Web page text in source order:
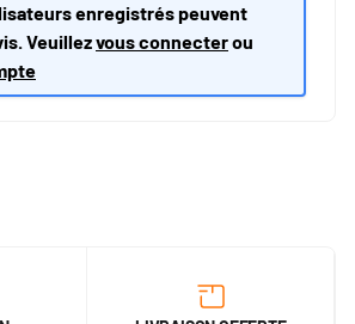
enregistrés peuvent
Veuillezvous connecterou